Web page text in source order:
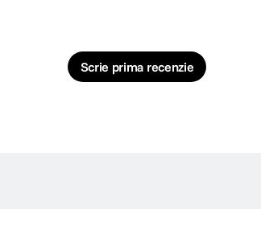
Scrie prima recenzie